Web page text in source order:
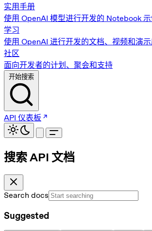
实用手册
使用 OpenAI 模型进行开发的 Notebook 示
学习
使用 OpenAI 进行开发的文档、视频和演示
社区
面向开发者的计划、聚会和支持
开始搜索
API 仪表板
搜索 API 文档
Search docs
Suggested